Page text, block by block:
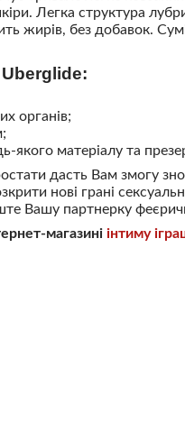
Легка структура
жирів, без добавок.
органів;
якого матеріалу та
дасть Вам змогу
нові грані
Вашу партнерку
магазині інтиму